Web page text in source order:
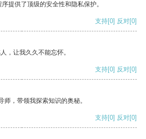
提供了顶级的安全性和隐私保护。
支持[0] 反对[0]
，让我久久不能忘怀。
支持[0] 反对[0]
师，带领我探索知识的奥秘。
支持[0] 反对[0]